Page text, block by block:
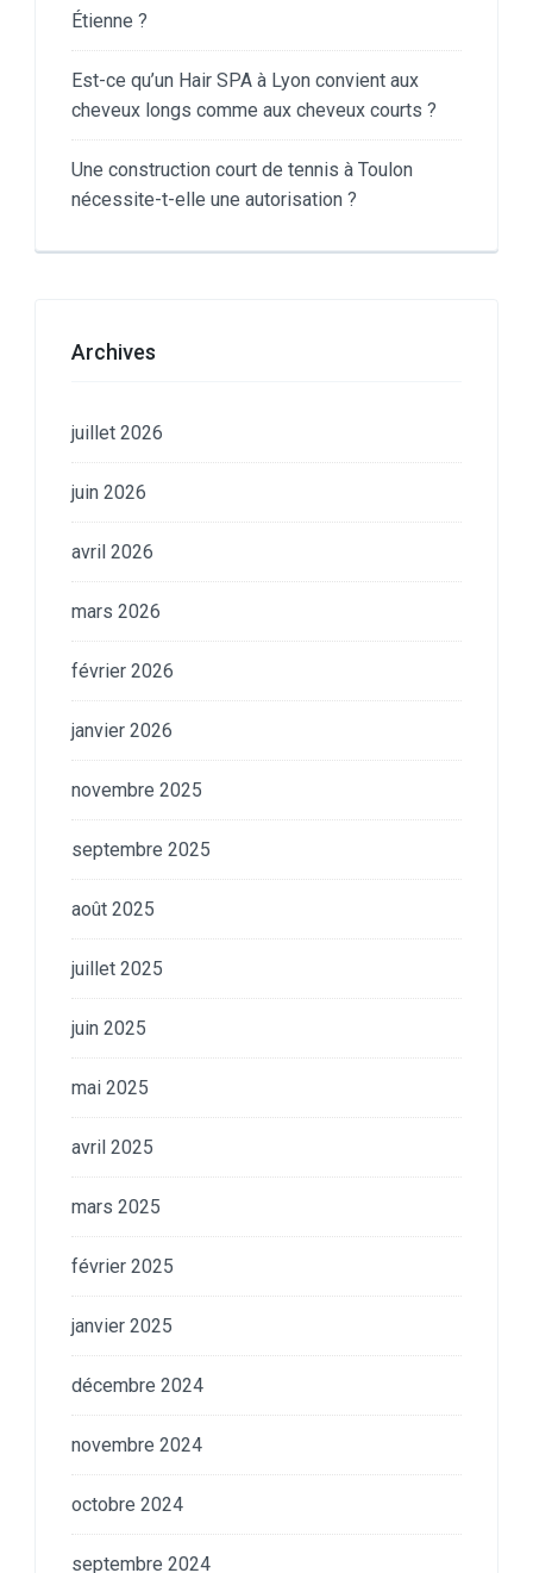
Étienne ?
Est-ce qu’un Hair SPA à Lyon convient aux
cheveux longs comme aux cheveux courts ?
Une construction court de tennis à Toulon
nécessite-t-elle une autorisation ?
Archives
juillet 2026
juin 2026
avril 2026
mars 2026
février 2026
janvier 2026
novembre 2025
septembre 2025
août 2025
juillet 2025
juin 2025
mai 2025
avril 2025
mars 2025
février 2025
janvier 2025
décembre 2024
novembre 2024
octobre 2024
septembre 2024